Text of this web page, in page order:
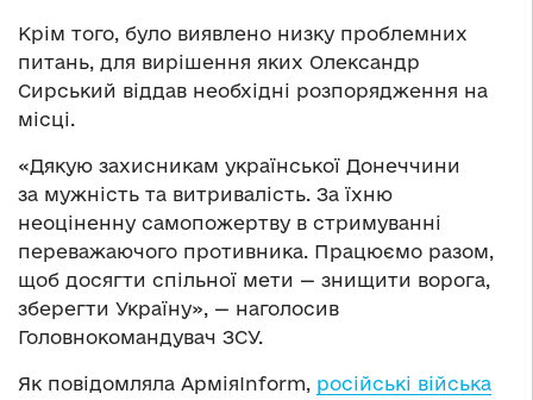
Крім того, було виявлено низку проблемних
питань, для вирішення яких Олександр
Сирський віддав необхідні розпорядження на
місці.
«Дякую захисникам української Донеччини
за мужність та витривалість. За їхню
неоціненну самопожертву в стримуванні
переважаючого противника. Працюємо разом,
щоб досягти спільної мети — знищити ворога,
зберегти Україну», — наголосив
Головнокомандувач ЗСУ.
Як повідомляла АрміяInform, російські війська